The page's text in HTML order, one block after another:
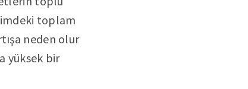
toplam
neden olur
yüksek bir